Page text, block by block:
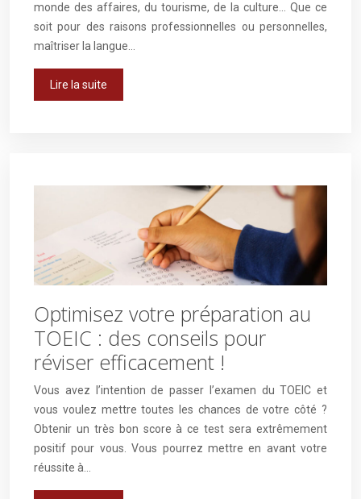
monde des affaires, du tourisme, de la culture… Que ce
soit pour des raisons professionnelles ou personnelles,
maîtriser la langue…
Lire la suite
Optimisez votre préparation au
TOEIC : des conseils pour
réviser efficacement !
Vous avez l’intention de passer l’examen du TOEIC et
vous voulez mettre toutes les chances de votre côté ?
Obtenir un très bon score à ce test sera extrêmement
positif pour vous. Vous pourrez mettre en avant votre
réussite à…